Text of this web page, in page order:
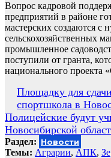
Вопрос кадровой
предприятий в районе
мастерских создаются с
сельскохозяйственных
промышленное
поступили от гранта,
национального проекта
Навигация
по
записям
Площадку для
спортшкола в
Полицейские будут
Новосибирской
Раздел: Новости
Темы: Аграрии, АПК,